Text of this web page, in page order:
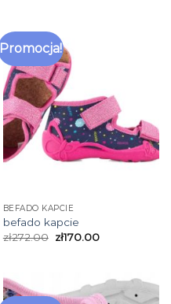
Promocja!
BEFADO KAPCIE
befado kapcie
zł272.00 zł170.00